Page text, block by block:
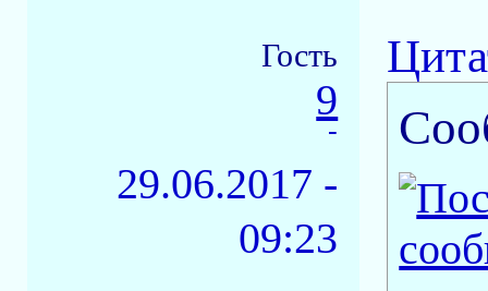
Гость
9
-
29.06.2017 -
09:23